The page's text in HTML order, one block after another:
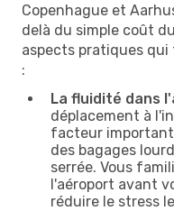
Copenhague et
delà du simple coût
aspects pratiques
:
La fluidité dans
déplacement à
facteur
des bagages
serrée. Vous
l'aéroport avant
réduire le stress